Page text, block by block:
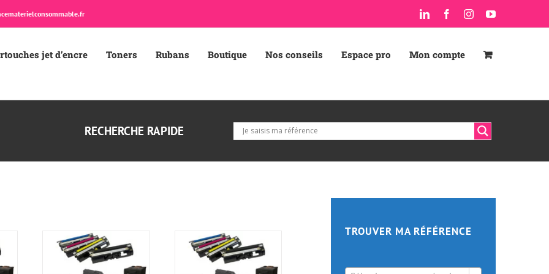
LinkedInFacebookInstagramYouTube
jet d’encre Toners Rubans Boutique Nos conseils Espace pro Mon compte
RECHERCHE RAPIDE
TROUVER MA RÉFÉRENCE